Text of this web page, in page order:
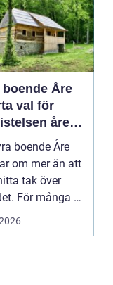
boende Åre
val för
året
boende Åre
om mer än att
tak över
För många är
själva n...